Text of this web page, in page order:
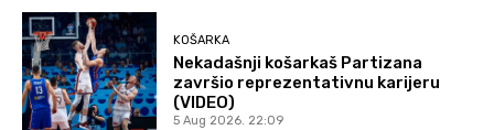
KOŠARKA
Nekadašnji košarkaš Partizana
završio reprezentativnu karijeru
(VIDEO)
5 Aug 2026. 22:09